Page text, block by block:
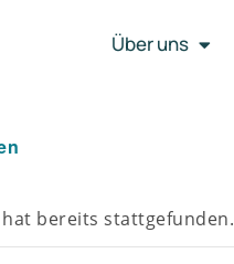
Über uns
bereits stattgefunden.